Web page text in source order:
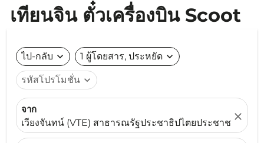
เทียนจิน ตั๋วเครื่องบิน Scoot
ไป-กลับ expand_more 1 ผู้โดยสาร, ประหยัด expand_more
รหัสโปรโมชั่น expand_more
จาก
เวียงจันทน์ (VTE) สาธารณรัฐประชาธิปไตยประชาชนลาว
close